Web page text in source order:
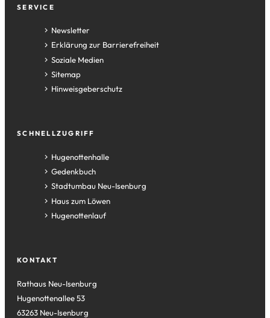
Fußzeile
SERVICE
Newsletter
Erklärung zur Barrierefreiheit
Soziale Medien
Sitemap
Hinweisgeberschutz
SCHNELLZUGRIFF
Hugenottenhalle
(Öffnet
in
einem
neuen
Tab)
Gedenkbuch
(Öffnet
in
einem
neuen
Stadtumbau Neu-Isenburg
(Öffnet
in
einem
Haus zum Löwen
(Öffnet
in
Tab)
Hugenottenlauf
(Öffnet
neuen
KONTAKT
Rathaus Neu-Isenburg
Hugenottenallee 53
63263 Neu-Isenburg